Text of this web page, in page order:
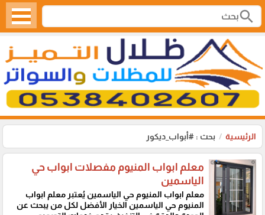
search
الرئيسية بحث : #أبواب_ديكور
معلم ابواب المنيوم مفصلات ابواب حي
الياسمين
معلم ابواب المنيوم حي الياسمين يُعتبر معلم ابواب
المنيوم حي الياسمين الخيار الأفضل لكل من يبحث عن